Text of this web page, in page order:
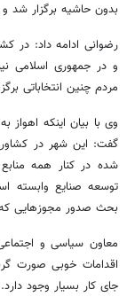
بدون حاشیه برگزار شد
رضوانی ادامه داد: در
و در جمهوری اسلامی
مردم چنین انتخاباتی
وی با بیان اینکه اهواز
گفت: این شهر در
شده در کنار همه
توسعه صنایع وابسته
بحث صدور مجوزهایی
معاون سیاسی و
اقدامات خوبی صورت
جای کار بسیار وجود دارد.